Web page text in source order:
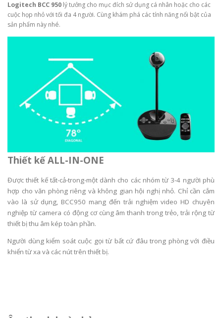
Logitech BCC 950 lý tưởng cho mục đích sử dụng cá nhân hoặc cho các
cuộc họp nhỏ với tối đa 4 người. Cùng khám phá các tính năng nổi bật của
sản phẩm này nhé.
Thiết kế ALL-IN-ONE
Được thiết kế tất-cả-trong-một dành cho các nhóm từ 3-4 người phù
hợp cho văn phòng riêng và không gian hội nghị nhỏ. Chỉ cần cắm
vào là sử dụng, BCC950 mang đến trải nghiệm video HD chuyên
nghiệp từ camera có động cơ cùng âm thanh trong trẻo, trải rộng từ
thiết bị thu âm kép toàn phần.
Người dùng kiểm soát cuộc gọi từ bất cứ đâu trong phòng với điều
khiển từ xa và các nút trên thiết bị.